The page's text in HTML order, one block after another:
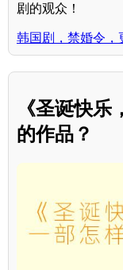
剧的观众！
韩国剧，禁婚令，
《圣诞快
的作品？